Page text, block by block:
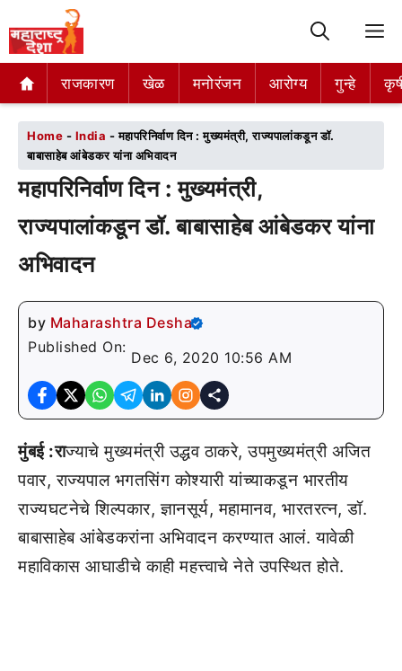
राजकारण खेळ मनोरंजन आरोग्य गुन्हे
राजकारण खेळ मनोरंजन आरोग्य गुन्हे
Home - India -महापरिनिर्वाण दिन : मुख्यमंत्री, राज्यपालांकडून डॉ.
बाबासाहेब आंबेडकर यांना अभिवादन
महापरिनिर्वाण दिन : मुख्यमंत्री,
राज्यपालांकडून डॉ. बाबासाहेब आंबेडकर यांना
अभिवादन
by Maharashtra Desha
Published On:
Dec 6, 2020 10:56 AM
मुंबई :राज्याचे मुख्यमंत्री उद्धव ठाकरे, उपमुख्यमंत्री अजित
पवार, राज्यपाल भगतसिंग कोश्यारी यांच्याकडून भारतीय
राज्यघटनेचे शिल्पकार, ज्ञानसूर्य, महामानव, भारतरत्न, डॉ.
बाबासाहेब आंबेडकरांना अभिवादन करण्यात आलं. यावेळी
महाविकास आघाडीचे काही महत्त्वाचे नेते उपस्थित होते.